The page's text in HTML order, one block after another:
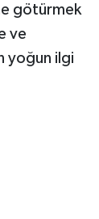
götürmek
ve
yoğun ilgi